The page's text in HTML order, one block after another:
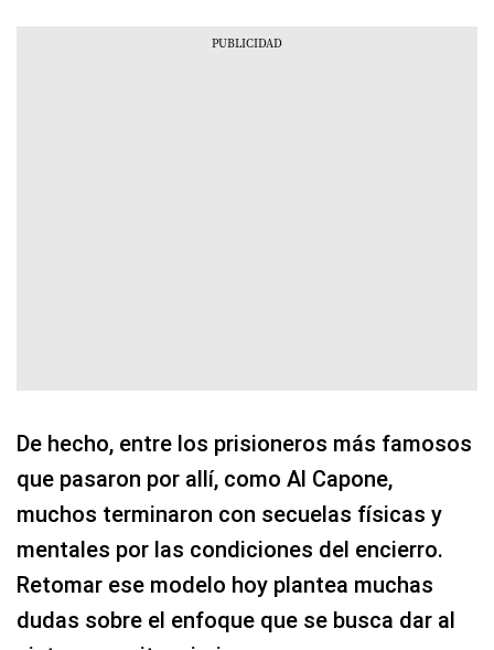
De hecho, entre los prisioneros más famosos
que pasaron por allí, como Al Capone,
muchos terminaron con secuelas físicas y
mentales por las condiciones del encierro.
Retomar ese modelo hoy plantea muchas
dudas sobre el enfoque que se busca dar al